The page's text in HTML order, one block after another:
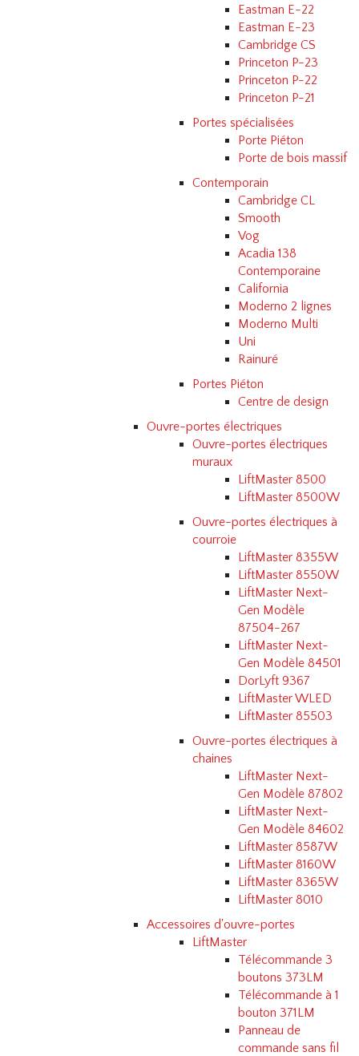
Eastman E-22
Eastman E-23
Cambridge CS
Princeton P-23
Princeton P-22
Princeton P-21
Portes spécialisées
Porte Piéton
Porte de bois massif
Contemporain
Cambridge CL
Smooth
Vog
Acadia 138
Contemporaine
California
Moderno 2 lignes
Moderno Multi
Uni
Rainuré
Portes Piéton
Centre de design
Ouvre-portes électriques
Ouvre-portes électriques
muraux
LiftMaster 8500
LiftMaster 8500W
Ouvre-portes électriques à
courroie
LiftMaster 8355W
LiftMaster 8550W
LiftMaster Next-
Gen Modèle
87504-267
LiftMaster Next-
Gen Modèle 84501
DorLyft 9367
LiftMaster WLED
LiftMaster 85503
Ouvre-portes électriques à
chaines
LiftMaster Next-
Gen Modèle 87802
LiftMaster Next-
Gen Modèle 84602
LiftMaster 8587W
LiftMaster 8160W
LiftMaster 8365W
LiftMaster 8010
Accessoires d'ouvre-portes
LiftMaster
Télécommande 3
boutons 373LM
Télécommande à 1
bouton 371LM
Panneau de
commande sans fil